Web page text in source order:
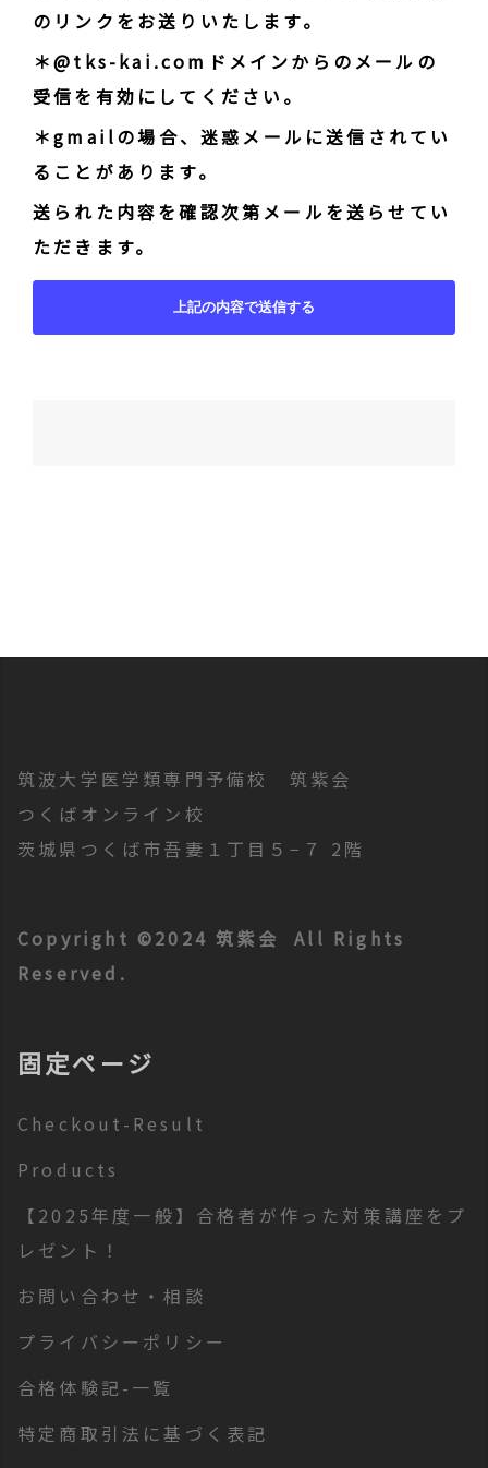
のリンクをお送りいたします。
＊@tks-kai.comドメインからのメールの
受信を有効にしてください。
＊gmailの場合、迷惑メールに送信されてい
ることがあります。
送られた内容を確認次第メールを送らせてい
ただきます。
シ
筑波大学医学類専門予備校 筑紫会
つくばオンライン校
茨城県つくば市吾妻１丁目５−７ 2階
Copyright ©2024 筑紫会 All Rights
Reserved.
固定ページ
Checkout-Result
Products
【2025年度一般】合格者が作った対策講座をプ
レゼント！
お問い合わせ・相談
プライバシーポリシー
合格体験記-一覧
特定商取引法に基づく表記